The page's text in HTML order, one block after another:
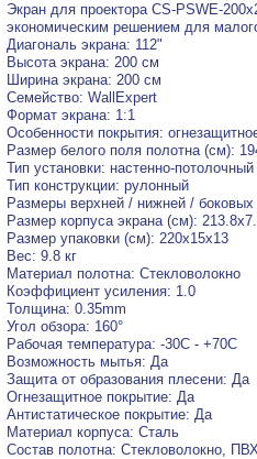
Экран для проектора CS-PSWE-
экономическим решением для
Диагональ экрана: 112"
Высота экрана: 200 см
Ширина экрана: 200 см
Семейство: WallExpert
Формат экрана: 1:1
Особенности покрытия:
Размер белого поля полотна (см):
Тип установки: настенно-потолочный
Тип конструкции: рулонный
Размеры верхней / нижней /
Размер корпуса экрана (см):
Размер упаковки (см): 220x15x13
Вес: 9.8 кг
Материал полотна: Стекловолокно
Коэффициент усиления: 1.0
Толщина: 0.35mm
Угол обзора: 160°
Рабочая температура: -30С - +70С
Возможность мытья: Да
Защита от образования плесени: Да
Огнезащитное покрытие: Да
Антистатическое покрытие: Да
Материал корпуса: Сталь
Состав полотна: Стекловолокно,